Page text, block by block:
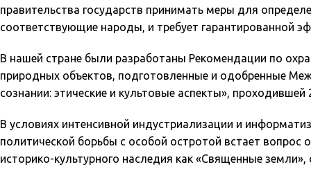
правительства государств принимать меры для
соответствующие народы, и требует гарантирова­нной
В нашей стране были разработаны Рекомендации по
природных объектов, подготовленные и одобренные
сознании: этические и культовые аспекты», проходившей
В условиях интенсивной индустриализации и
политической борьбы с особой остротой встает
историко-культурного наследия как «Священные